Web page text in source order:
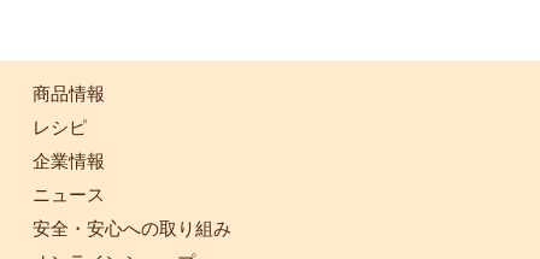
商品情報
レシピ
企業情報
ニュース
安全・安心への取り組み